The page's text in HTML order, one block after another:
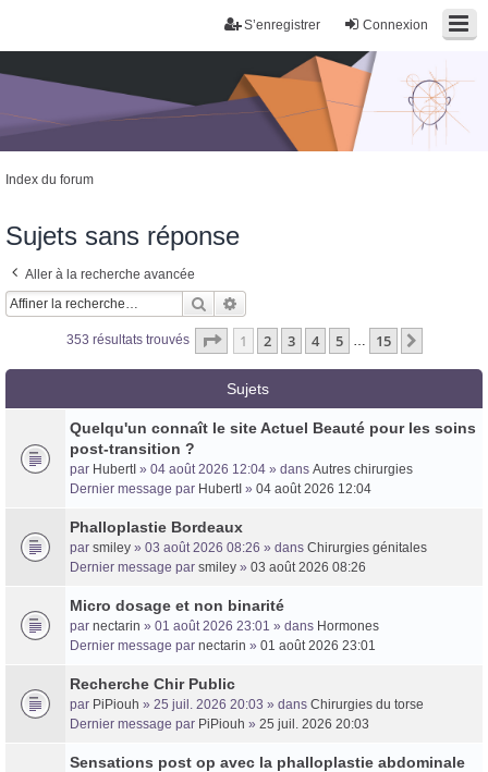
Connexion
S’enregistrer
Trans District
Forum d'information sur les transidentités masculines FtM/FtX/Ft*
Index du forum
Sujets sans réponse
Aller à la recherche avancée
Rechercher
353 résultats trouvés Page 1sur15
1 2 3 4 5 … 15
Sujets
Quelqu'un connaît le site Actuel Beauté pour les soins
post-transition ?
par HubertI » 04 août 2026 12:04 » dans Autres chirurgies
Dernier message par HubertI » 04 août 2026 12:04
Phalloplastie Bordeaux
par smiley » 03 août 2026 08:26 » dans Chirurgies génitales
Dernier message par smiley » 03 août 2026 08:26
Micro dosage et non binarité
par nectarin » 01 août 2026 23:01 » dans Hormones
Dernier message par nectarin » 01 août 2026 23:01
Recherche Chir Public
par PiPiouh » 25 juil. 2026 20:03 » dans Chirurgies du torse
Dernier message par PiPiouh » 25 juil. 2026 20:03
Sensations post op avec la phalloplastie abdominale